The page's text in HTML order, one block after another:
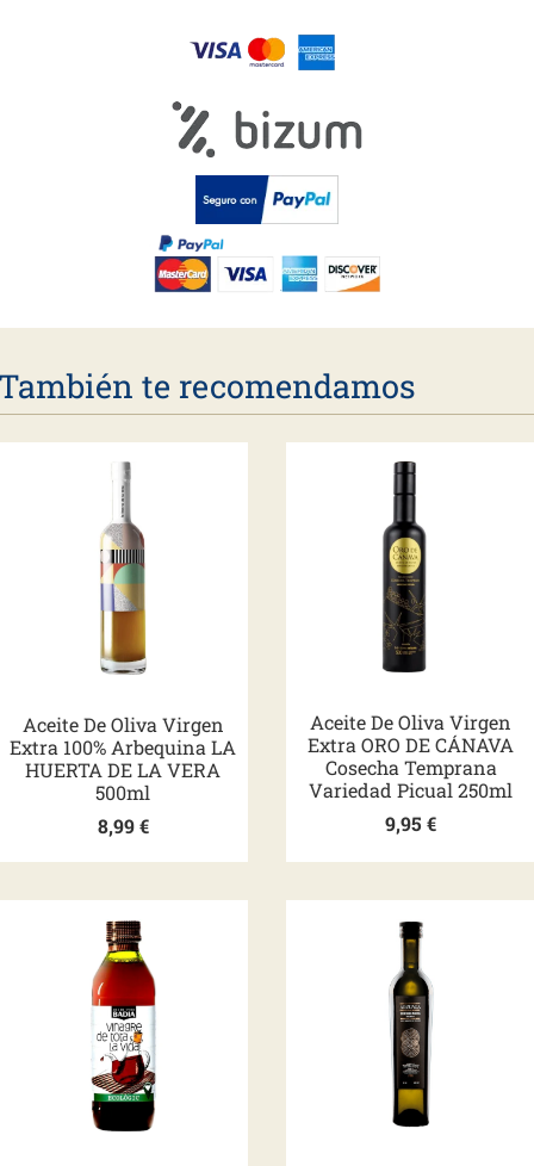
te recomendamos
Aceite De Oliva Virgen
Extra 100% Arbequina LA
HUERTA DE LA VERA
500ml
8,99€
Aceite De Oliva Virgen
Extra ORO DE CÁNAVA
Cosecha Temprana
Variedad Picual 250ml
9,95€